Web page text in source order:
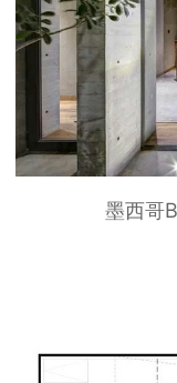
墨西哥